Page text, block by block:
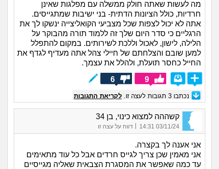
מה לעשות שאתה חולק ממשלה עם מפלגות שאינן
חרדיות, כולל הציונות הדתית- בני ישיבות שמתגייסים.
אתה לא יכול לצפות שכל מצביעי הקואליצייה ינשקו לך את
הרגליים כי סדר היום שלך זה ללמוד תורה מהבוקר על
הלילה, לישון, לאכול וללכת לשירותים. במקום להתפלל
למען שובם והצלחתם של חיילי צהל אתה מעדיף לגדף את
החייל כחסר תועלת, ולהלל את עצמך.
9
6
נכתבו 3 תגובות לעצה זו. לקריאת התגובות
קשההה למצוא כינוי, בן 34
03/11/24 14:31
| דווח על עצה זו
אני אענה לך בקצרה.
אני מאמין שכן צריך לגייס חרדים אבל כל עוד מתאימים
עד כמה שאפשר את המסגרת הצבאית שאליה מגייסיים